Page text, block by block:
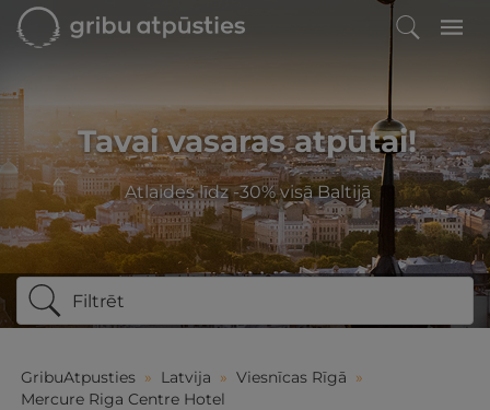
Tavai vasaras atpūtai!
Atlaides līdz -30% visā Baltijā
Filtrēt
GribuAtpusties » Latvija » Viesnīcas Rīgā »
Mercure Riga Centre Hotel